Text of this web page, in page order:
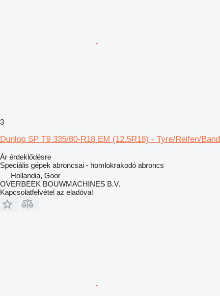
3
Dunlop SP T9 335/80-R18 EM (12.5R18) - Tyre/Reifen/Band
Ár érdeklődésre
Speciális gépek abroncsai - homlokrakodó abroncs
Hollandia, Goor
OVERBEEK BOUWMACHINES B.V.
Kapcsolatfelvétel az eladóval